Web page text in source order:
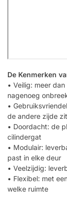
De Kenmerken
• Veilig: meer
nagenoeg
•
de andere zijde zit
• Doordacht: de
cilindergat
• Modulair:
past in elke deur
• Veelzijdig:
• Flexibel: met
welke ruimte